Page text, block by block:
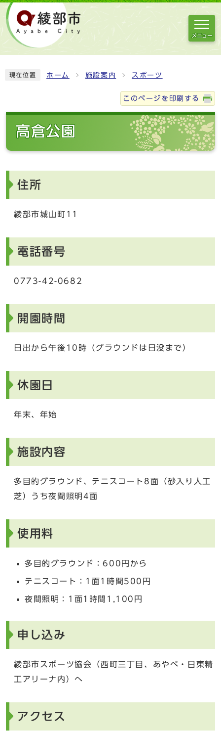
メニュー
現在位置 ホーム 施設案内 スポーツ
このページを印刷する
高倉公園
住所
綾部市城山町11
電話番号
0773-42-0682
開園時間
日出から午後10時（グラウンドは日没まで）
休園日
年末、年始
施設内容
多目的グラウンド、テニスコート8面（砂入り人工
芝）うち夜間照明4面
使用料
多目的グラウンド：600円から
テニスコート：1面1時間500円
夜間照明：1面1時間1,100円
申し込み
綾部市スポーツ協会（西町三丁目、あやべ・日東精
工アリーナ内）へ
アクセス